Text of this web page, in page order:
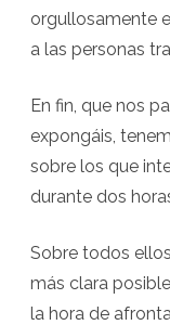
orgullosamente
a las personas
En fin, que nos
expongáis,
sobre los que
durante dos
Sobre todos
más clara
la hora de